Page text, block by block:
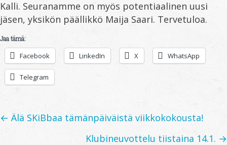
Kalli. Seuranamme on myös potentiaalinen uusi
jäsen, yksikön päällikkö Maija Saari. Tervetuloa.
Jaa tämä:
Facebook LinkedIn X WhatsApp
Telegram
Posts
← Älä SKiBbaa tämänpäiväistä viikkokokousta!
Klubineuvottelu tiistaina 14.1. →